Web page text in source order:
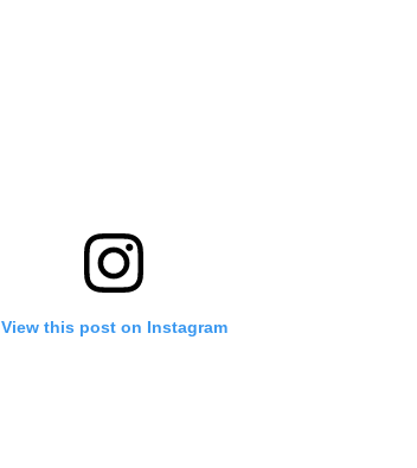
View this post on Instagram